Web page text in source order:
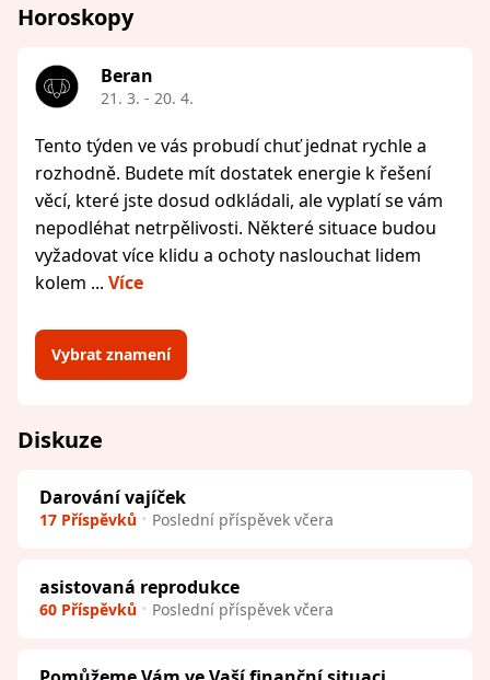
Horoskopy
Beran
21. 3. - 20. 4.
Tento týden ve vás probudí chuť jednat rychle a
rozhodně. Budete mít dostatek energie k řešení
věcí, které jste dosud odkládali, ale vyplatí se vám
nepodléhat netrpělivosti. Některé situace budou
vyžadovat více klidu a ochoty naslouchat lidem
kolem ... Více
Vybrat znamení
Diskuze
Darování vajíček
17 Příspěvků Poslední příspěvek včera
asistovaná reprodukce
60 Příspěvků Poslední příspěvek včera